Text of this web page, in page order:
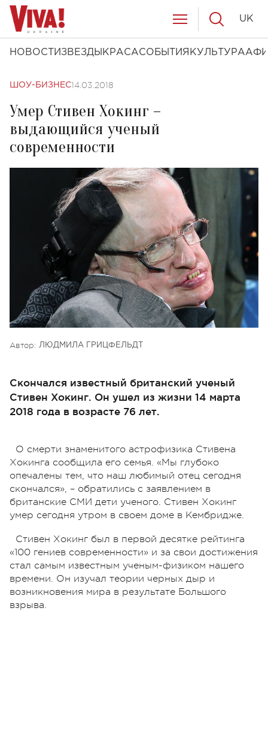
НОВОСТИ ЗВЕЗДЫ КРАСАСОБЫТИЯ КУЛЬТУРА
UK
ШОУ-БИЗНЕС14.03.2018
Умер Стивен Хокинг –
выдающийся ученый
современности
Автор: ЛЮДМИЛА ГРИЦФЕЛЬДТ
Скончался известный британский ученый
Стивен Хокинг. Он ушел из жизни 14 марта
2018 года в возрасте 76 лет.
О смерти знаменитого астрофизика Стивена
Хокинга сообщила его семья. «Мы глубоко
опечалены тем, что наш любимый отец сегодня
скончался», – обратились с заявлением в
британские СМИ дети ученого. Стивен Хокинг
умер сегодня утром в своем доме в Кембридже.
Стивен Хокинг был в первой десятке рейтинга
«100 гениев современности» и за свои достижения
стал самым известным ученым-физиком нашего
времени. Он изучал теории черных дыр и
возникновения мира в результате Большого
взрыва.